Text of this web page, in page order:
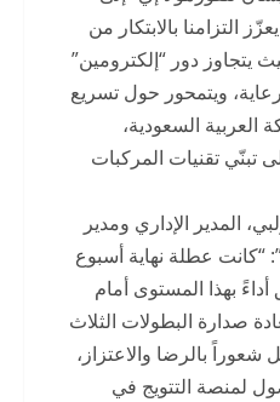
التزامنا بالابتكار من
يتجاوز دور “إلكترومين”
ويتمحور حول تسريع
العربية السعودية،
تبنّي تقنيات المركبات
المدير الإداري ومدير
“كانت عطلة نهاية أسبوع
أداءً بهذا المستوى أمام
صدارة البطولات الثلاث
بالرضا والاعتزاز،
لمنصة التتويج في